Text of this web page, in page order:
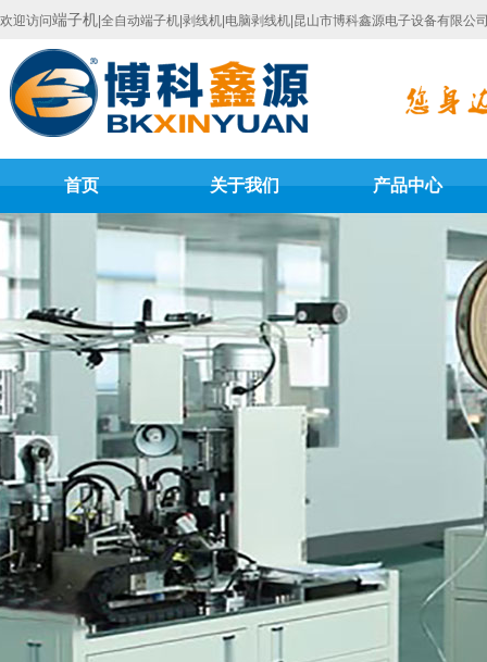
欢迎访问端子机 |全自动端子机|剥线机|电脑剥线机|昆山市博科鑫源电子设备有限公
首页 关于我们 产品中心